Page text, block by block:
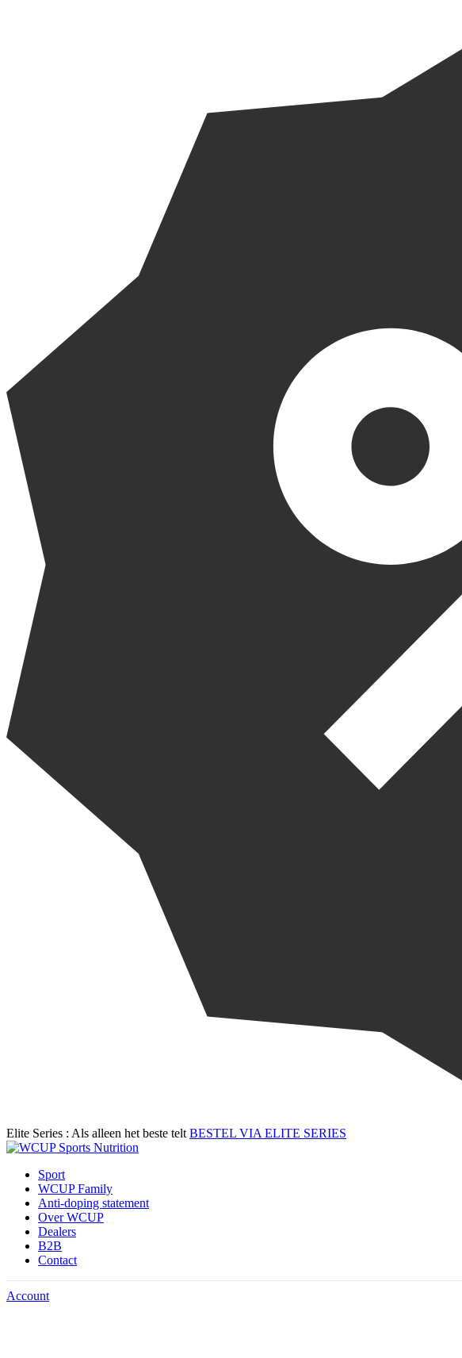
Elite Series : Als alleen het beste teltBESTEL VIA ELITE SERIES
Sport
WCUP Family
Anti-doping statement
Over WCUP
Dealers
B2B
Contact
Account